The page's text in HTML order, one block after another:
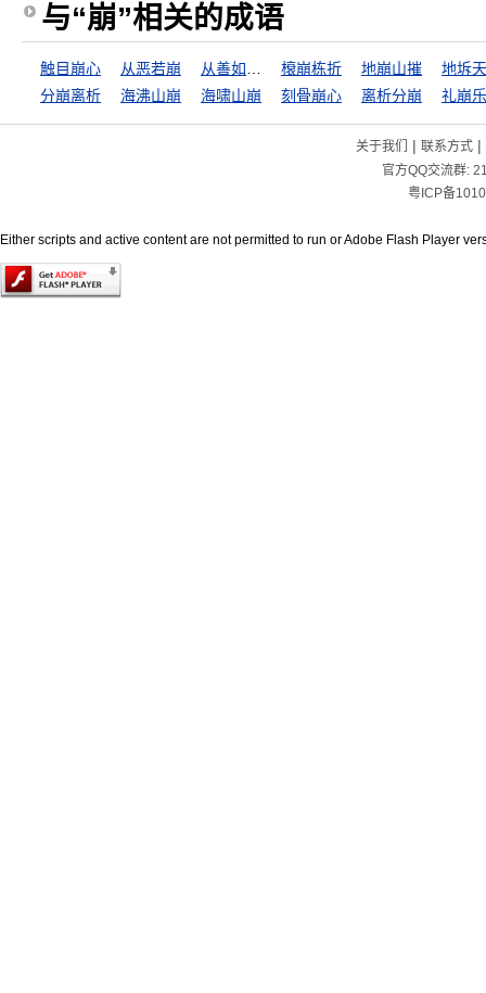
与“崩”相关的成语
触目崩心 从恶若崩 榱崩栋折 地崩山摧
地坼
分崩离析
海沸山崩 海啸山崩 刻骨崩心 离析分崩 礼崩
关于我们 | 联系方式|
官方QQ交流群:
粤ICP备
Either scripts and active content are not permitted to run or Adobe Flash Player